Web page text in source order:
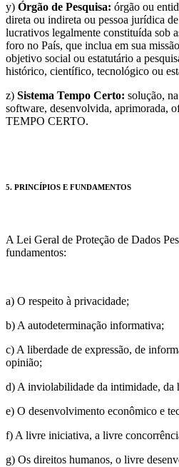
y) Órgão de Pesquisa: órgão ou
direta ou indireta ou pessoa jurídica
lucrativos legalmente constituída sob
foro no País, que inclua em sua
objetivo social ou estatutário a
histórico, científico, tecnológico ou
z) Sistema Tempo Certo: solução,
software, desenvolvida, aprimorada,
TEMPO CERTO.
5. PRINCÍPIOS E FUNDAMENTOS
A Lei Geral de Proteção de Dados
fundamentos:
a) O respeito à privacidade;
b) A autodeterminação informativa;
c) A liberdade de expressão, de
opinião;
d) A inviolabilidade da intimidade, da
e) O desenvolvimento econômico e
f) A livre iniciativa, a livre
g) Os direitos humanos, o livre